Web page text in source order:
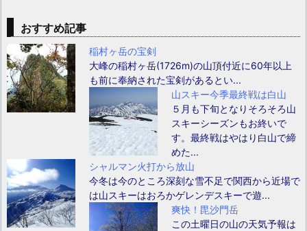
おすすめ記事
稲村ヶ岳の宝剣
大峰の稲村ヶ岳(1726m)の山頂付近に60年以上
も前に奉納された宝剣があるとい...
山スキー今季最終戦は白山
５月も下旬となりそろそろ山
スキーシーズンもお終いで
す。最終戦はやはり白山で締
めた...
シャルマン火打から放山
今冬は今のところ深刻な雪不足で関西から近場で
は山スキーはおろかゲレンデスキーで遊...
爽快！毘沙門岳
この土曜日の山の天気予報は